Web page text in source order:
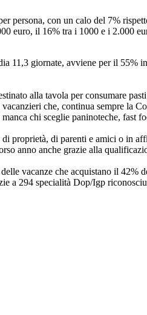
persona, con un calo del 7%
euro, il 16% tra i 1000 e i 2.000
11,3 giornate, avviene per il
alla tavola per consumare
che, continua sempre la
chi sceglie paninoteche, fast
proprietà, di parenti e amici o in
anno anche grazie alla
vacanze che acquistano il
a 294 specialità Dop/Igp